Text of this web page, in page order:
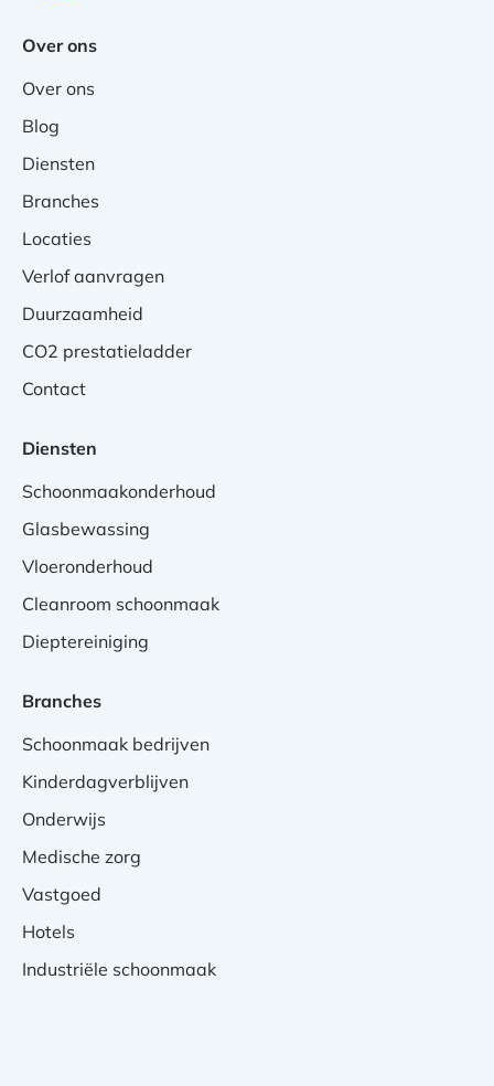
Over ons
Over ons
Blog
Diensten
Branches
Locaties
Verlof aanvragen
Duurzaamheid
CO2 prestatieladder
Contact
Diensten
Schoonmaakonderhoud
Glasbewassing
Vloeronderhoud
Cleanroom schoonmaak
Dieptereiniging
Branches
Schoonmaak bedrijven
Kinderdagverblijven
Onderwijs
Medische zorg
Vastgoed
Hotels
Industriële schoonmaak